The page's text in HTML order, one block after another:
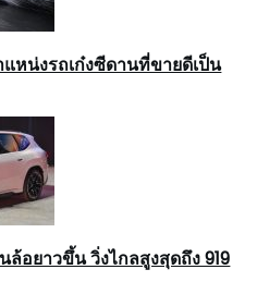
แหน่งรถเก๋งซีดานที่ขายดีเป็น
ล้อยาวขึ้น วิ่งไกลสูงสุดถึง 919